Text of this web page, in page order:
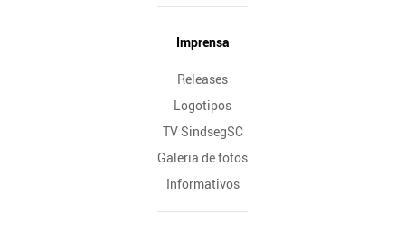
Imprensa
Releases
Logotipos
TV SindsegSC
Galeria de fotos
Informativos